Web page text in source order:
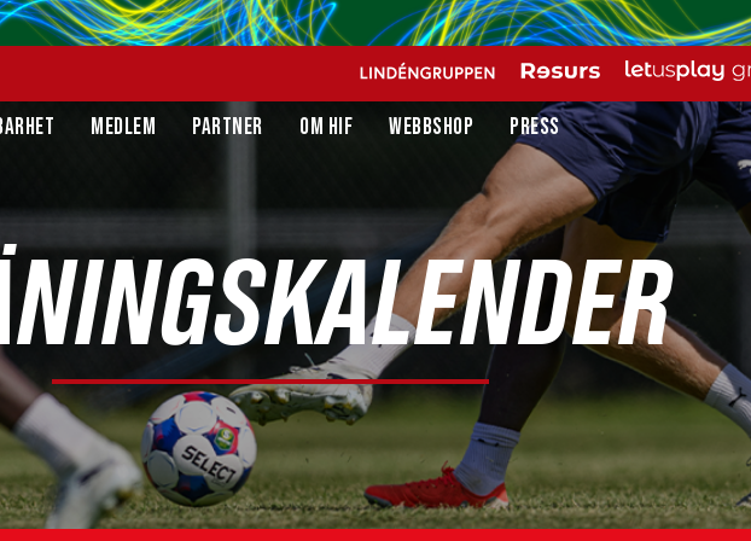
MEDLEM PARTNER OM HIF WEBBSHOP PRESS